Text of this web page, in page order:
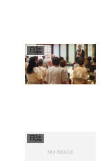
日誌
日誌